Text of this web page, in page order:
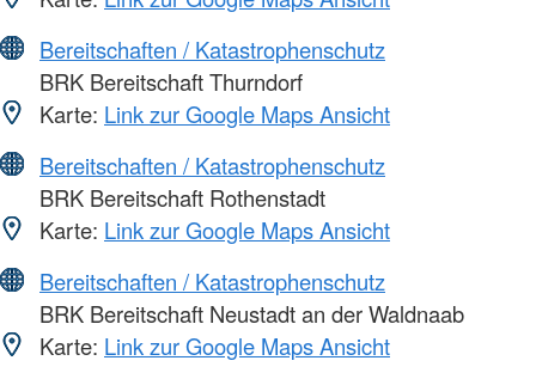
Bereitschaften / Katastrophenschutz
BRK Bereitschaft Thurndorf
Karte: Link zur Google Maps Ansicht
Bereitschaften / Katastrophenschutz
BRK Bereitschaft Rothenstadt
Karte: Link zur Google Maps Ansicht
Bereitschaften / Katastrophenschutz
BRK Bereitschaft Neustadt an der Waldnaab
Karte: Link zur Google Maps Ansicht